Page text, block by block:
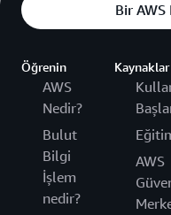
Bir
Öğrenin
AWS
Nedir?
Bulut
Bilgi
İşlem
nedir?
Kaynaklar
AWS